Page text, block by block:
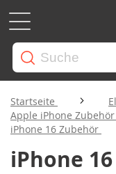
Startseite
Apple iPhone Zubehör
iPhone 16 Zubehör
iPhone